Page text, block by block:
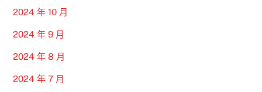
2024 年 10 月
2024 年 9 月
2024 年 8 月
2024 年 7 月